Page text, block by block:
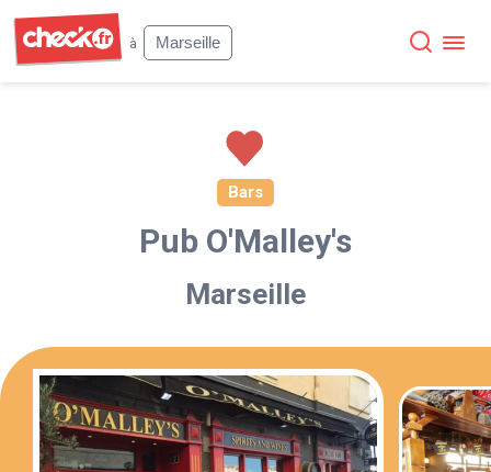
à
Marseille
Bars
Pub O'Malley's
Marseille